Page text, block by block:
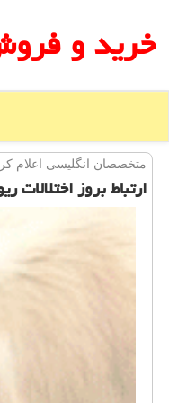
خرید و
متخصصان انگلیسی اعلام
ارتباط بروز